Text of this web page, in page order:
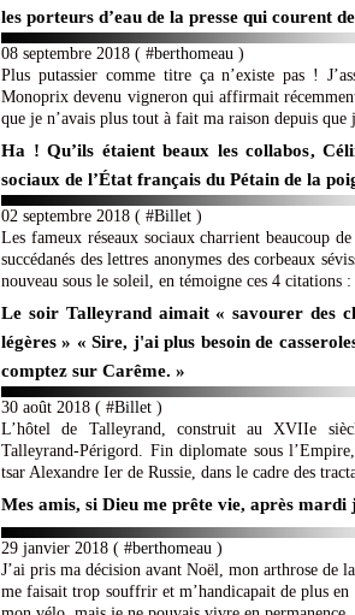
les porteurs d’eau de la presse qui courent
08 septembre 2018 ( #berthomeau )
Plus putassier comme titre ça n’existe pas !
Monoprix devenu vigneron qui affirmait
que je n’avais plus tout à fait ma raison depuis
Ha ! Qu’ils étaient beaux les collabos,
sociaux de l’État français du Pétain de la
02 septembre 2018 ( #Billet )
Les fameux réseaux sociaux charrient beaucoup
succédanés des lettres anonymes des corbeaux
nouveau sous le soleil, en témoigne ces 4 citations
Le soir Talleyrand aimait « savourer des
légères » « Sire, j'ai plus besoin de
comptez sur Carême. »
30 août 2018 ( #Billet )
L’hôtel de Talleyrand, construit au XVIIe
Talleyrand-Périgord. Fin diplomate sous
tsar Alexandre Ier de Russie, dans le cadre des
Mes amis, si Dieu me prête vie, après
29 janvier 2018 ( #berthomeau )
J’ai pris ma décision avant Noël, mon arthrose de
me faisait trop souffrir et m’handicapait de plus